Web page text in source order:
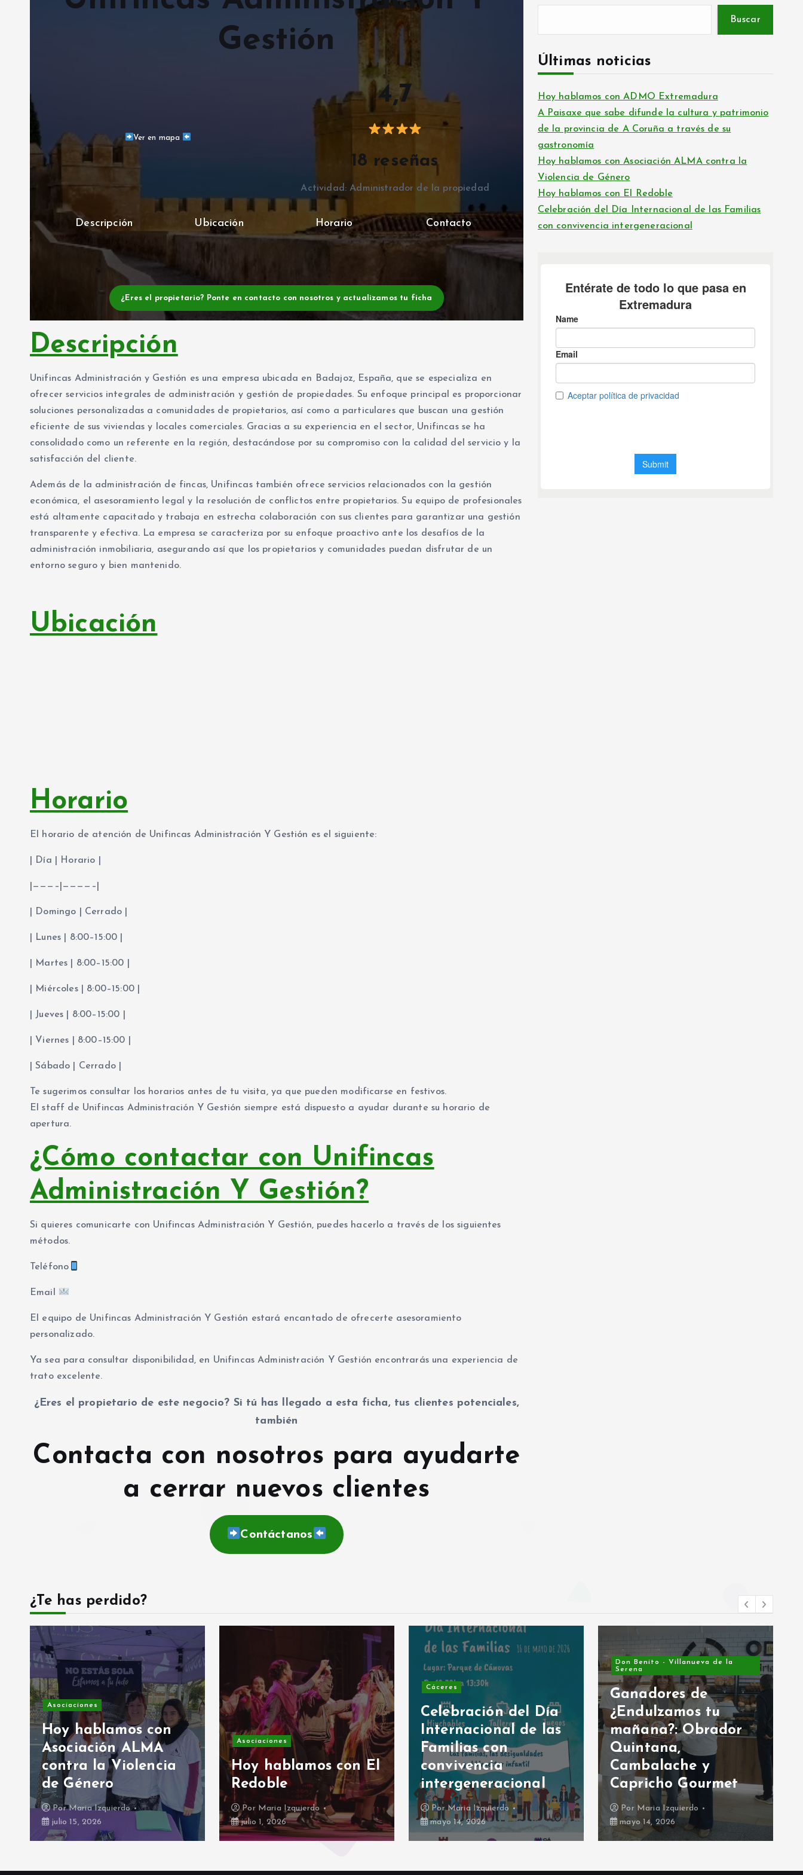
Gestión
Ver en mapa
4,7
18 reseñas
Actividad: Administrador de la propiedad
Descripción Ubicación Horario Contacto
¿Eres el propietario? Ponte en contacto con nosotros y actualizamos tu ficha
Descripción
Unifincas Administración y Gestión es una empresa ubicada en Badajoz, España, que se especializa en
ofrecer servicios integrales de administración y gestión de propiedades. Su enfoque principal es proporcionar
soluciones personalizadas a comunidades de propietarios, así como a particulares que buscan una gestión
eficiente de sus viviendas y locales comerciales. Gracias a su experiencia en el sector, Unifincas se ha
consolidado como un referente en la región, destacándose por su compromiso con la calidad del servicio y la
satisfacción del cliente.
Además de la administración de fincas, Unifincas también ofrece servicios relacionados con la gestión
económica, el asesoramiento legal y la resolución de conflictos entre propietarios. Su equipo de profesionales
está altamente capacitado y trabaja en estrecha colaboración con sus clientes para garantizar una gestión
transparente y efectiva. La empresa se caracteriza por su enfoque proactivo ante los desafíos de la
administración inmobiliaria, asegurando así que los propietarios y comunidades puedan disfrutar de un
entorno seguro y bien mantenido.
Ubicación
Horario
El horario de atención de Unifincas Administración Y Gestión es el siguiente:
| Día | Horario |
|———–|————–|
| Domingo | Cerrado |
| Lunes | 8:00–15:00 |
| Martes | 8:00–15:00 |
| Miércoles | 8:00–15:00 |
| Jueves | 8:00–15:00 |
| Viernes | 8:00–15:00 |
| Sábado | Cerrado |
Te sugerimos consultar los horarios antes de tu visita, ya que pueden modificarse en festivos.
El staff de Unifincas Administración Y Gestión siempre está dispuesto a ayudar durante su horario de
apertura.
¿Cómo contactar con Unifincas
Administración Y Gestión?
Si quieres comunicarte con Unifincas Administración Y Gestión, puedes hacerlo a través de los siguientes
métodos.
Teléfono
Email
El equipo de Unifincas Administración Y Gestión estará encantado de ofrecerte asesoramiento
personalizado.
Ya sea para consultar disponibilidad, en Unifincas Administración Y Gestión encontrarás una experiencia de
trato excelente.
¿Eres el propietario de este negocio? Si tú has llegado a esta ficha, tus clientes potenciales,
también
Contacta con nosotros para ayudarte
a cerrar nuevos clientes
Contáctanos
Buscar
Últimas noticias
Hoy hablamos con ADMO Extremadura
A Paisaxe que sabe difunde la cultura y patrimonio
de la provincia de A Coruña a través de su
gastronomía
Hoy hablamos con Asociación ALMA contra la
Violencia de Género
Hoy hablamos con El Redoble
Celebración del Día Internacional de las Familias
con convivencia intergeneracional
¿Te has perdido?
Asociaciones
Hoy hablamos con
Asociación ALMA
contra la Violencia
de Género
PorMaria Izquierdo
julio 15, 2026
Asociaciones
Hoy hablamos con El
Redoble
Por Maria Izquierdo
julio 1, 2026
Cáceres
Celebración del Día
Internacional de las
Familias con
convivencia
intergeneracional
PorMaria Izquierdo
mayo 14, 2026
Don Benito - Villanueva de la
Serena
Ganadores de
¿Endulzamos tu
mañana?: Obrador
Quintana,
Cambalache y
Capricho Gourmet
Por Maria Izquierdo
mayo 14, 2026